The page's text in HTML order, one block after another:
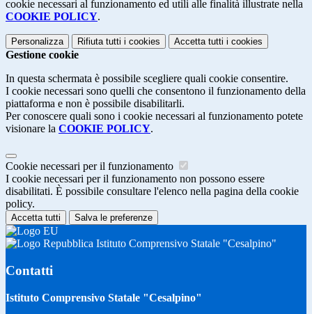
cookie necessari al funzionamento ed utili alle finalità illustrate nella
COOKIE POLICY.
Personalizza Rifiuta tutti i cookies Accetta tutti i cookies
Gestione cookie
In questa schermata è possibile scegliere quali cookie consentire.
I cookie necessari sono quelli che consentono il funzionamento della
piattaforma e non è possibile disabilitarli.
Per conoscere quali sono i cookie necessari al funzionamento potete
visionare la COOKIE POLICY.
Cookie necessari per il funzionamento
I cookie necessari per il funzionamento non possono essere
disabilitati. È possibile consultare l'elenco nella pagina della cookie
policy.
Accetta tutti Salva le preferenze
Istituto Comprensivo Statale "Cesalpino"
Contatti
Istituto Comprensivo Statale "Cesalpino"